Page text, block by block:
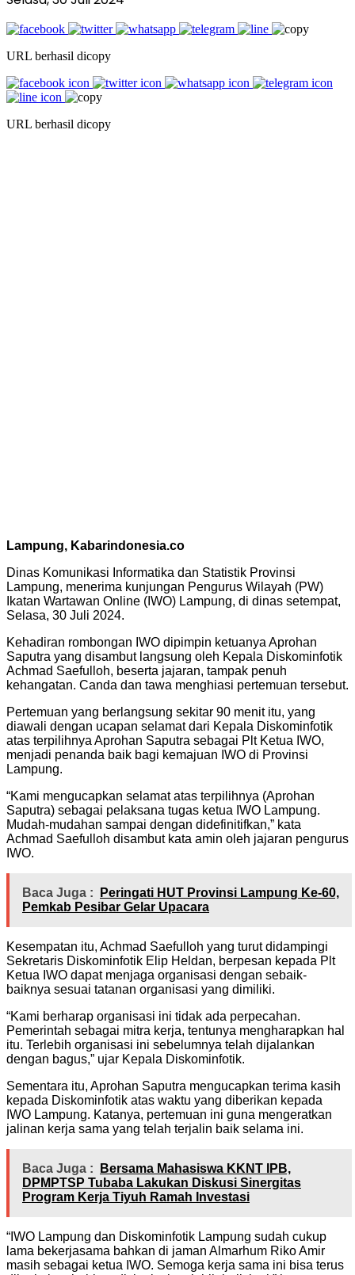
URL berhasil dicopy
URL berhasil dicopy
Lampung, Kabarindonesia.co
Dinas Komunikasi Informatika dan Statistik Provinsi
Lampung, menerima kunjungan Pengurus Wilayah (PW)
Ikatan Wartawan Online (IWO) Lampung, di dinas setempat,
Selasa, 30 Juli 2024.
Kehadiran rombongan IWO dipimpin ketuanya Aprohan
Saputra yang disambut langsung oleh Kepala Diskominfotik
Achmad Saefulloh, beserta jajaran, tampak penuh
kehangatan. Canda dan tawa menghiasi pertemuan tersebut.
Pertemuan yang berlangsung sekitar 90 menit itu, yang
diawali dengan ucapan selamat dari Kepala Diskominfotik
atas terpilihnya Aprohan Saputra sebagai Plt Ketua IWO,
menjadi penanda baik bagi kemajuan IWO di Provinsi
Lampung.
“Kami mengucapkan selamat atas terpilihnya (Aprohan
Saputra) sebagai pelaksana tugas ketua IWO Lampung.
Mudah-mudahan sampai dengan didefinitifkan,” kata
Achmad Saefulloh disambut kata amin oleh jajaran pengurus
IWO.
Baca Juga :
Peringati HUT Provinsi Lampung Ke-60,
Pemkab Pesibar Gelar Upacara
Kesempatan itu, Achmad Saefulloh yang turut didampingi
Sekretaris Diskominfotik Elip Heldan, berpesan kepada Plt
Ketua IWO dapat menjaga organisasi dengan sebaik-
baiknya sesuai tatanan organisasi yang dimiliki.
“Kami berharap organisasi ini tidak ada perpecahan.
Pemerintah sebagai mitra kerja, tentunya mengharapkan hal
itu. Terlebih organisasi ini sebelumnya telah dijalankan
dengan bagus,” ujar Kepala Diskominfotik.
Sementara itu, Aprohan Saputra mengucapkan terima kasih
kepada Diskominfotik atas waktu yang diberikan kepada
IWO Lampung. Katanya, pertemuan ini guna mengeratkan
jalinan kerja sama yang telah terjalin baik selama ini.
Baca Juga :
Bersama Mahasiswa KKNT IPB,
DPMPTSP Tubaba Lakukan Diskusi Sinergitas
Program Kerja Tiyuh Ramah Investasi
“IWO Lampung dan Diskominfotik Lampung sudah cukup
lama bekerjasama bahkan di jaman Almarhum Riko Amir
masih sebagai ketua IWO. Semoga kerja sama ini bisa terus